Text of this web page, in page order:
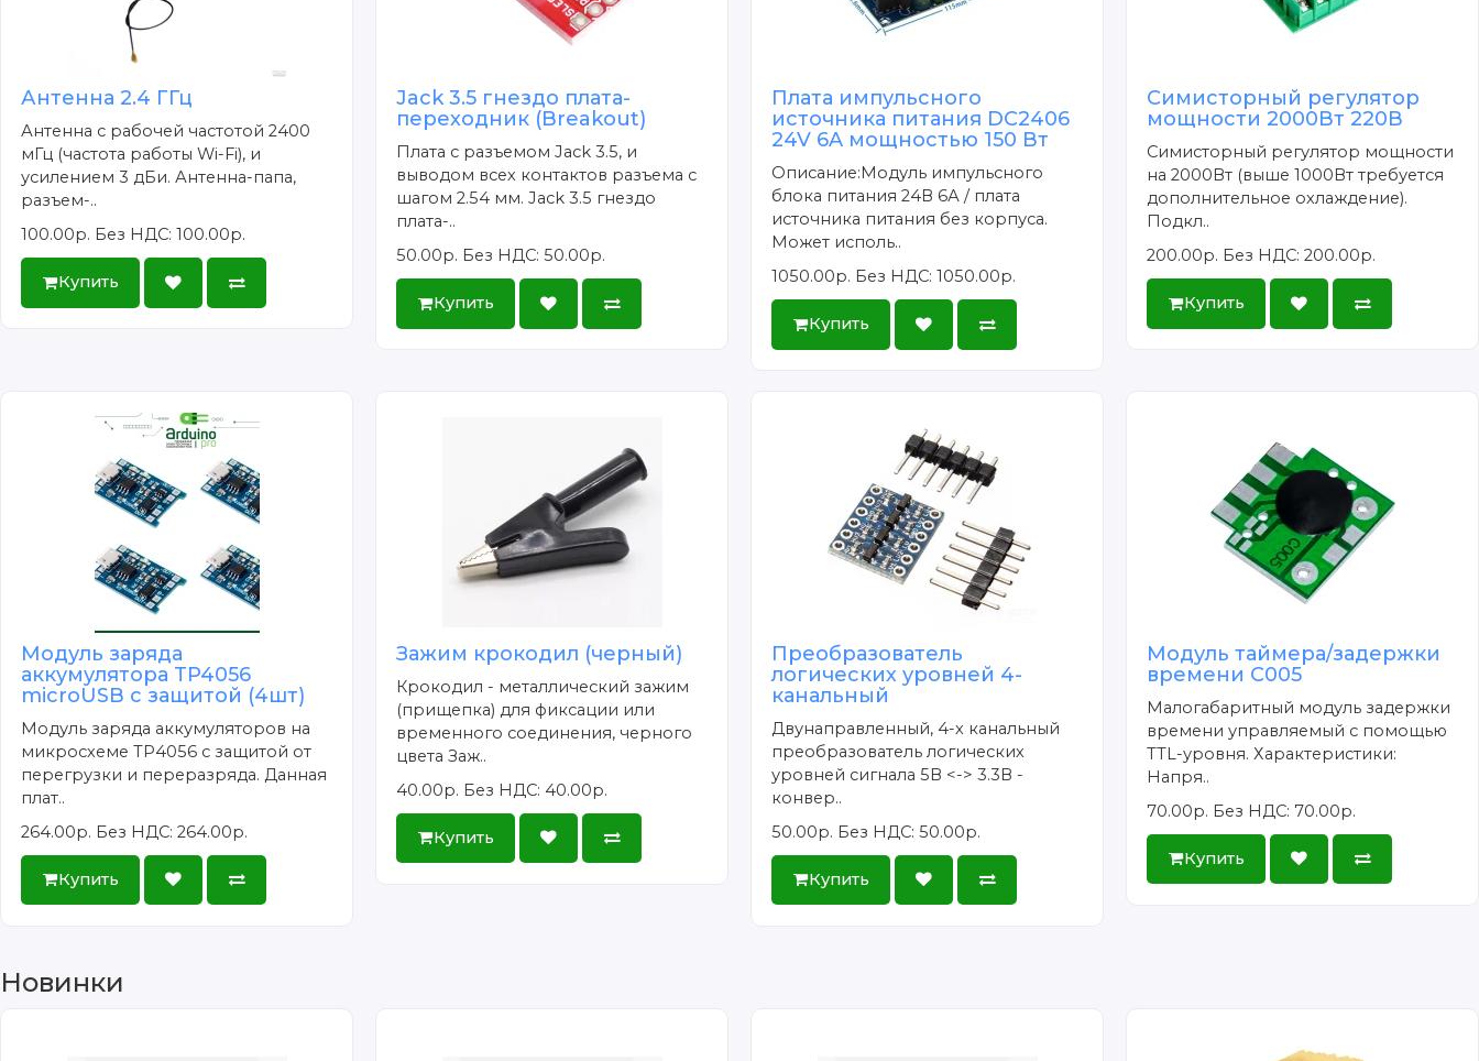
Антенна 2.4 ГГц
Антенна с рабочей частотой 2400
мГц (частота работы Wi-Fi), и
усилением 3 дБи. Антенна-папа,
разъем-..
100.00р. Без НДС: 100.00р.
Купить
Jack 3.5 гнездо плата-
переходник (Breakout)
Плата с разъемом Jack 3.5, и
выводом всех контактов разъема с
шагом 2.54 мм. Jack 3.5 гнездо
плата-..
50.00р. Без НДС: 50.00р.
Купить
Плата импульсного
источника питания DC2406
24V 6A мощностью 150 Вт
Описание:Модуль импульсного
блока питания 24В 6А / плата
источника питания без корпуса.
Может исполь..
1050.00р. Без НДС: 1050.00р.
Купить
Симисторный регулятор
мощности 2000Вт 220В
Симисторный регулятор мощности
на 2000Вт (выше 1000Вт требуется
дополнительное охлаждение).
Подкл..
200.00р. Без НДС: 200.00р.
Купить
Модуль заряда
аккумулятора TP4056
microUSB с защитой (4шт)
Модуль заряда аккумуляторов на
микросхеме TP4056 с защитой от
перегрузки и переразряда. Данная
плат..
264.00р. Без НДС: 264.00р.
Купить
Зажим крокодил (черный)
Крокодил - металлический зажим
(прищепка) для фиксации или
временного соединения, черного
цвета Заж..
40.00р. Без НДС: 40.00р.
Купить
Преобразователь
логических уровней 4-
канальный
Двунаправленный, 4-х канальный
преобразователь логических
уровней сигнала 5В <-> 3.3В -
конвер..
50.00р. Без НДС: 50.00р.
Купить
Модуль таймера/задержки
времени C005
Малогабаритный модуль задержки
времени управляемый с помощью
TTL-уровня. Характеристики:
Напря..
70.00р. Без НДС: 70.00р.
Купить
Новинки